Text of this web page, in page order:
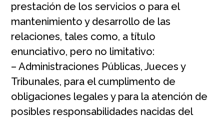
prestación de los servicios o para el
mantenimiento y desarrollo de las
relaciones, tales como, a título
enunciativo, pero no limitativo:
– Administraciones Públicas, Jueces y
Tribunales, para el cumplimento de
obligaciones legales y para la atención de
posibles responsabilidades nacidas del